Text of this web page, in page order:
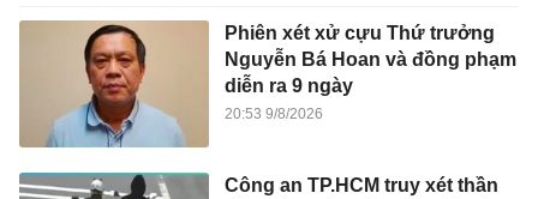
Phiên xét xử cựu Thứ trưởng
Nguyễn Bá Hoan và đồng phạm
diễn ra 9 ngày
20:53 9/8/2026
Công an TP.HCM truy xét thần